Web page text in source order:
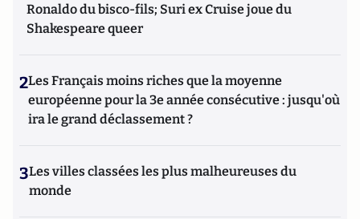
Ronaldo du bisco-fils; Suri ex Cruise joue du
Shakespeare queer
2Les Français moins riches que la moyenne
européenne pour la 3e année consécutive : jusqu'où
ira le grand déclassement ?
3Les villes classées les plus malheureuses du
monde